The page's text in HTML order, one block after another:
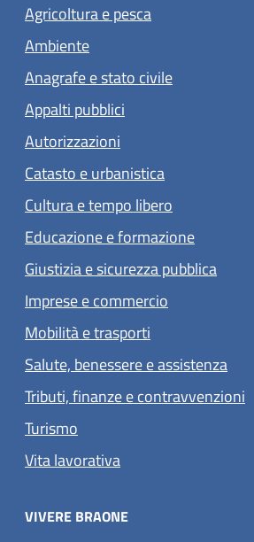
Agricoltura e pesca
Ambiente
Anagrafe e stato civile
Appalti pubblici
Autorizzazioni
Catasto e urbanistica
Cultura e tempo libero
Educazione e formazione
Giustizia e sicurezza pubblica
Imprese e commercio
Mobilità e trasporti
Salute, benessere e assistenza
Tributi, finanze e contravvenzioni
Turismo
Vita lavorativa
VIVERE BRAONE